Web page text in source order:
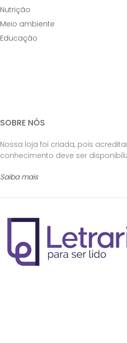
Nutrição
Meio ambiente
Educação
SOBRE NÓS
Nossa loja foi criada, pois
conhecimento deve ser
Saiba mais